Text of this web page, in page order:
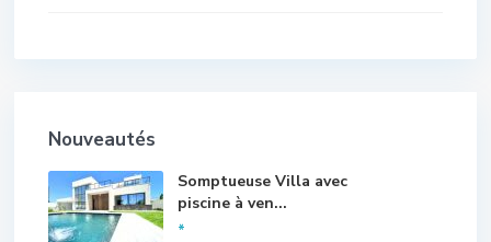
Nouveautés
Somptueuse Villa avec
piscine à ven...
*